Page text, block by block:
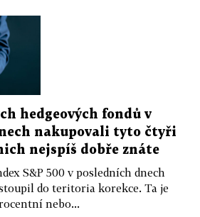
hedgeových fondů v
nakupovali tyto čtyři
nejspíš dobře znáte
S&P 500 v posledních dnech
do teritoria korekce. Ta je
nebo...